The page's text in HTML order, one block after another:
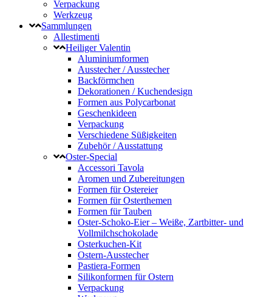
Verpackung
Werkzeug
Sammlungen
Allestimenti
Heiliger Valentin
Aluminiumformen
Ausstecher / Ausstecher
Backförmchen
Dekorationen / Kuchendesign
Formen aus Polycarbonat
Geschenkideen
Verpackung
Verschiedene Süßigkeiten
Zubehör / Ausstattung
Oster-Special
Accessori Tavola
Aromen und Zubereitungen
Formen für Ostereier
Formen für Osterthemen
Formen für Tauben
Oster-Schoko-Eier – Weiße, Zartbitter- und
Vollmilchschokolade
Osterkuchen-Kit
Ostern-Ausstecher
Pastiera-Formen
Silikonformen für Ostern
Verpackung